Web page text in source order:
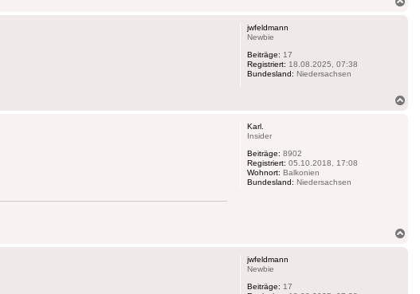
jwfeldmann
Newbie
Beiträge: 17
Registriert: 18.08.2025, 07:38
Bundesland: Niedersachsen
Karl.
Insider
Beiträge: 8902
Registriert: 05.10.2018, 17:08
Wohnort: Balkonien
Bundesland: Niedersachsen
jwfeldmann
Newbie
Beiträge: 17